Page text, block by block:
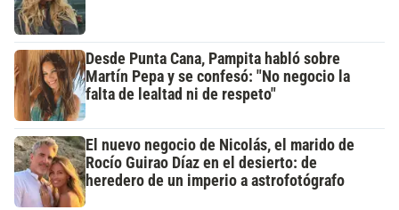
Desde Punta Cana, Pampita habló sobre
Martín Pepa y se confesó: "No negocio la
falta de lealtad ni de respeto"
El nuevo negocio de Nicolás, el marido de
Rocío Guirao Díaz en el desierto: de
heredero de un imperio a astrofotógrafo